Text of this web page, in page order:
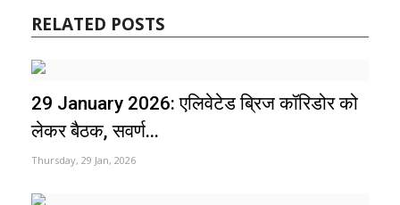
RELATED POSTS
29 January 2026: एलिवेटेड ब्रिज कॉरिडोर को
लेकर बैठक, सवर्ण...
Thursday, 29 Jan, 2026